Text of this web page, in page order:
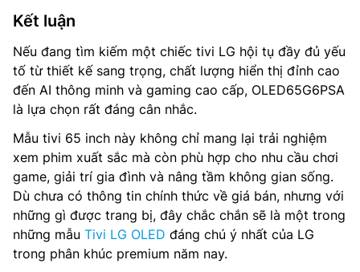
Kết luận
Nếu đang tìm kiếm một chiếc tivi LG hội tụ đầy đủ yếu
tố từ thiết kế sang trọng, chất lượng hiển thị đỉnh cao
đến AI thông minh và gaming cao cấp, OLED65G6PSA
là lựa chọn rất đáng cân nhắc.
Mẫu tivi 65 inch này không chỉ mang lại trải nghiệm
xem phim xuất sắc mà còn phù hợp cho nhu cầu chơi
game, giải trí gia đình và nâng tầm không gian sống.
Dù chưa có thông tin chính thức về giá bán, nhưng với
những gì được trang bị, đây chắc chắn sẽ là một trong
những mẫu Tivi LG OLED đáng chú ý nhất của LG
trong phân khúc premium năm nay.